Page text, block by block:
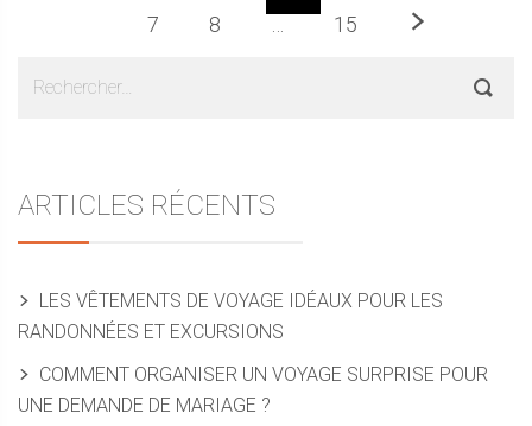
7
8 15 Prochaine
Sidebar
ARTICLES RÉCENTS
LES VÊTEMENTS DE VOYAGE IDÉAUX POUR LES
RANDONNÉES ET EXCURSIONS
COMMENT ORGANISER UN VOYAGE SURPRISE POUR
UNE DEMANDE DE MARIAGE ?